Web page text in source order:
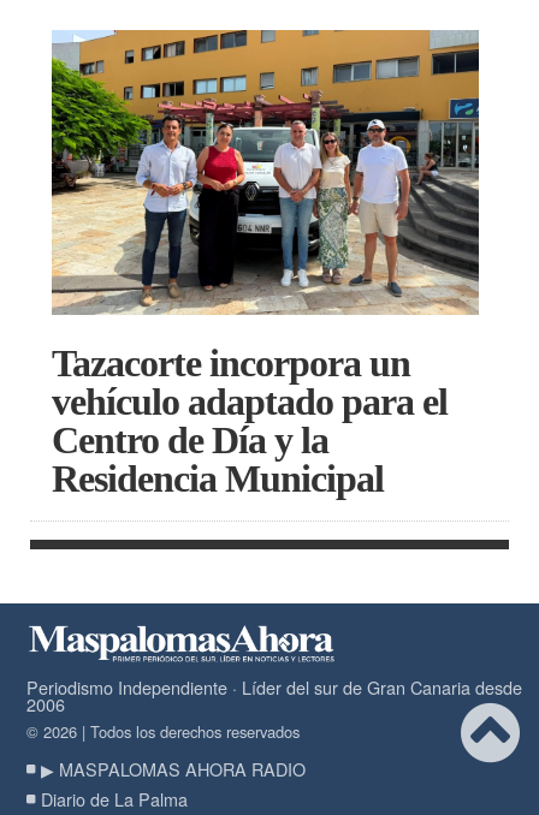
Tazacorte incorpora un
vehículo adaptado para el
Centro de Día y la
Residencia Municipal
Periodismo Independiente · Líder del sur de Gran Canaria desde
2006
© 2026 | Todos los derechos reservados
▶ MASPALOMAS AHORA RADIO
Diario de La Palma